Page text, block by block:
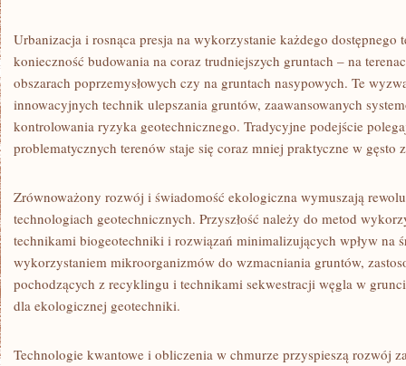
Urbanizacja i rosnąca presja na wykorzystanie każdego dostępnego
konieczność budowania na coraz trudniejszych gruntach – na
obszarach poprzemysłowych czy na gruntach nasypowych. Te
innowacyjnych technik ulepszania gruntów, zaawansowanych
kontrolowania ryzyka geotechnicznego. Tradycyjne podejście
problematycznych terenów staje się coraz mniej praktyczne w gęsto
Zrównoważony rozwój i świadomość ekologiczna wymuszają
technologiach geotechnicznych. Przyszłość należy do metod
technikami biogeotechniki i rozwiązań minimalizujących wpływ na
wykorzystaniem mikroorganizmów do wzmacniania gruntów,
pochodzących z recyklingu i technikami sekwestracji węgla w
dla ekologicznej geotechniki.
Technologie kwantowe i obliczenia w chmurze przyspieszą rozwój